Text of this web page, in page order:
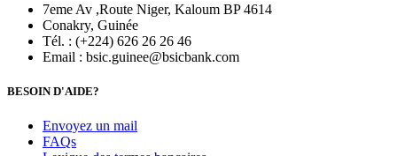
7eme Av ,Route Niger, Kaloum BP 4614
Conakry, Guinée
Tél. : (+224) 626 26 26 46
Email : bsic.guinee@bsicbank.com
BESOIN D'AIDE?
Envoyez un mail
FAQs